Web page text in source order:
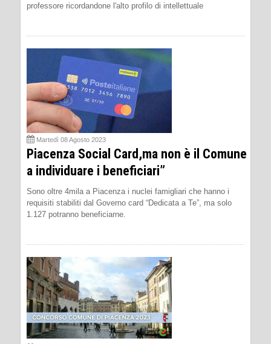
professore ricordandone l'alto profilo di intellettuale
Martedì 08 Agosto 2023
Piacenza Social Card,ma non è il Comune
a individuare i beneficiari”
Sono oltre 4mila a Piacenza i nuclei famigliari che hanno i
requisiti stabiliti dal Governo card “Dedicata a Te”, ma solo
1.127 potranno beneficiarne.